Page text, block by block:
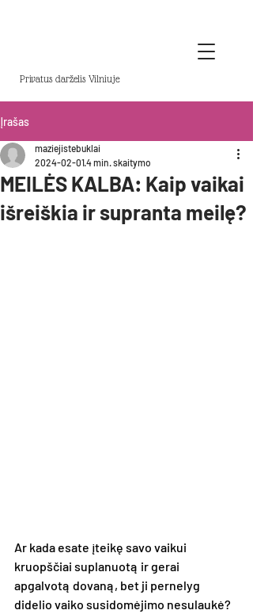
Privatus darželis Vilniuje
Įrašas
MEILĖS KALBA: Kaip vaikai
išreiškia ir supranta meilę?
maziejistebuklai
2024-02-014 min. skaitymo
Ar kada esate įteikę savo vaikui
kruopščiai suplanuotą ir gerai
apgalvotą dovaną, bet ji pernelyg
didelio vaiko susidomėjimo nesulaukė?